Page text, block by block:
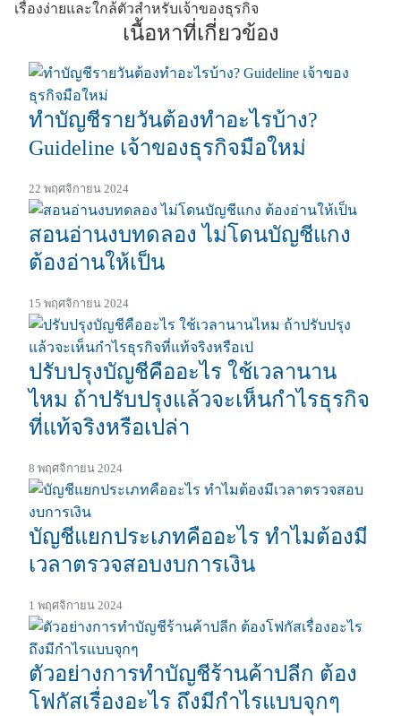
เรื่องง่ายและใกล้ตัวสำหรับเจ้าของธุรกิจ
เนื้อหาที่เกี่ยวข้อง
ทำบัญชีรายวันต้องทำอะไรบ้าง?
Guideline เจ้าของธุรกิจมือใหม่
22 พฤศจิกายน 2024
สอนอ่านงบทดลอง ไม่โดนบัญชีแกง
ต้องอ่านให้เป็น
15 พฤศจิกายน 2024
ปรับปรุงบัญชีคืออะไร ใช้เวลานาน
ไหม ถ้าปรับปรุงแล้วจะเห็นกำไรธุรกิจ
ที่แท้จริงหรือเปล่า
8 พฤศจิกายน 2024
บัญชีแยกประเภทคืออะไร ทำไมต้องมี
เวลาตรวจสอบงบการเงิน
1 พฤศจิกายน 2024
ตัวอย่างการทำบัญชีร้านค้าปลีก ต้อง
โฟกัสเรื่องอะไร ถึงมีกำไรแบบจุกๆ